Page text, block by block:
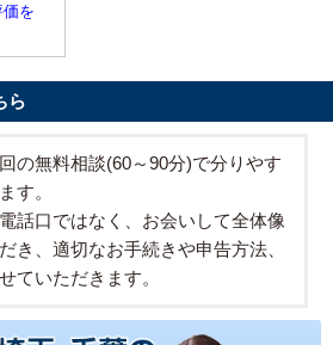
を
ら
の無料相談(60～90分)で分りやす
す。
話口ではなく、お会いして全体像
き、適切なお手続きや申告方法、
ていただきます。